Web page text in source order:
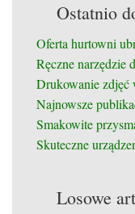
Ostatnio
Oferta hurtowni
Ręczne narzędzie
Drukowanie zdjęć
Najnowsze
Smakowite
Skuteczne
Losowe